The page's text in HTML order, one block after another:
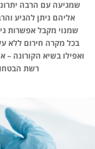
שמגיעה עם הרבה
אליהם ניתן להגיע
שמנוי מקבל אפשרות
ואפילו בשיא הקורונה –
רשת